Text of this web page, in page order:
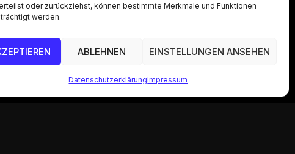
oder zurückziehst, können bestimmte Merkmale und Funktionen
werden.
ABLEHNEN EINSTELLUNGEN ANSEHEN
DatenschutzerklärungImpressum